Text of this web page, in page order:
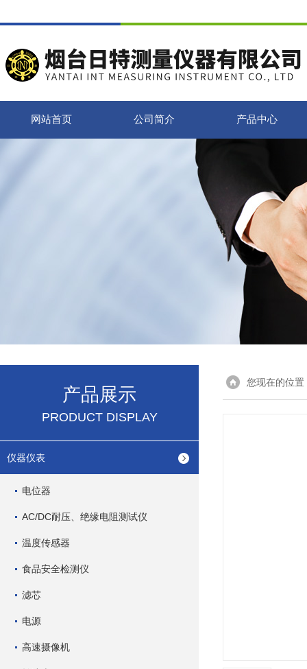
网站首页 公司简介 产品中心
产品展示
PRODUCT DISPLAY
仪器仪表
电位器
AC/DC耐压、绝缘电阻测试仪
温度传感器
食品安全检测仪
滤芯
电源
高速摄像机
您现在的位置